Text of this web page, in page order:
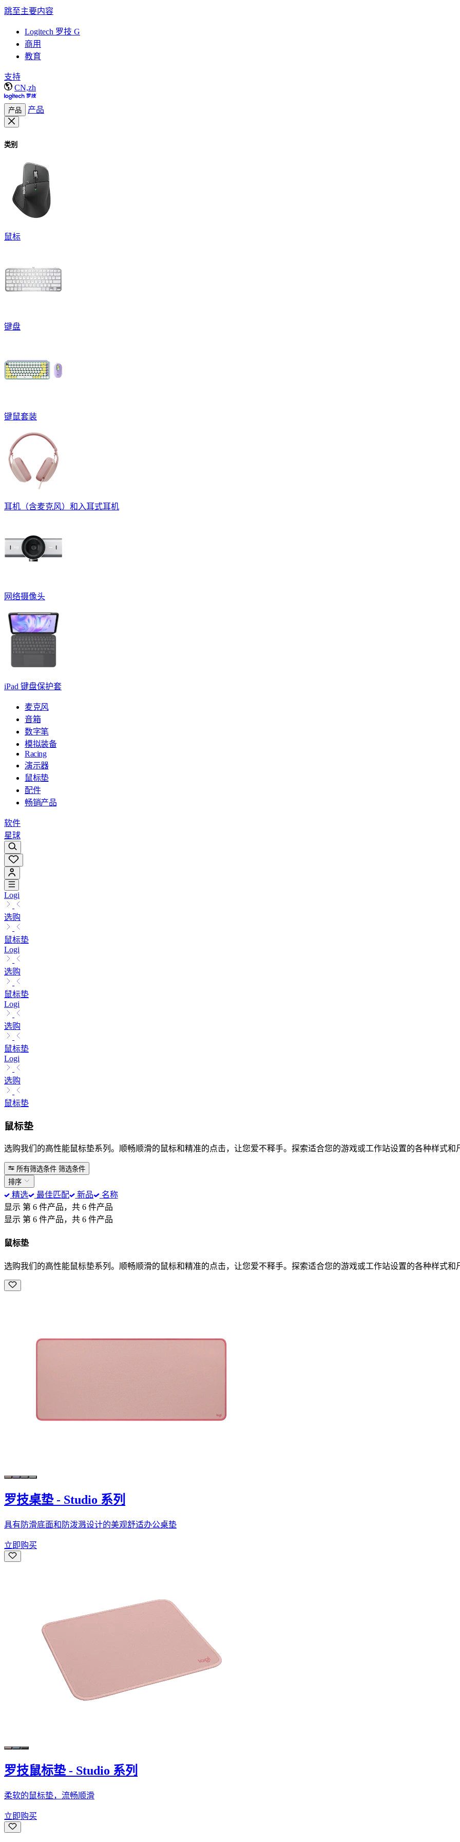
跳至主要内容
Logitech 罗技 G
商用
教育
支持
CN,zh
产品 产品
类别
鼠标
键盘
键鼠套装
耳机（含麦克风）和入耳式耳机
网络摄像头
iPad 键盘保护套
麦克风
音箱
数字笔
模拟装备
Racing
演示器
鼠标垫
配件
畅销产品
软件
星球
Logi
选购
鼠标垫
Logi
选购
鼠标垫
Logi
选购
鼠标垫
Logi
选购
鼠标垫
鼠标垫
选购我们的高性能鼠标垫系列。顺畅顺滑的鼠标和精准的点击，让您爱不释手。探索适合您的游戏或工作站设置的各种样式和
所有筛选条件 筛选条件
排序
精选 最佳匹配 新品
名称
显示 第 6 件产品，共 6 件产品
显示 第 6 件产品，共 6 件产品
鼠标垫
选购我们的高性能鼠标垫系列。顺畅顺滑的鼠标和精准的点击，让您爱不释手。探索适合您的游戏或工作站设置的各种样式和
罗技桌垫 - Studio 系列
具有防滑底面和防泼溅设计的美观舒适办公桌垫
立即购买
罗技鼠标垫 - Studio 系列
柔软的鼠标垫，流畅顺滑
立即购买